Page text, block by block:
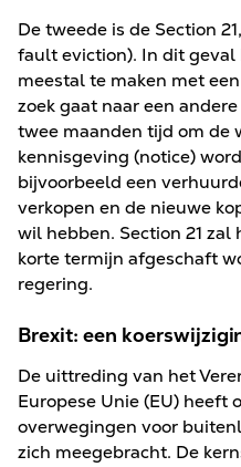
De tweede is de Section
fault eviction). In dit
meestal te maken met
zoek gaat naar een
twee maanden tijd om de
kennisgeving (notice)
bijvoorbeeld een
verkopen en de nieuwe
wil hebben. Section 21
korte termijn afgeschaft
regering.
Brexit: een
De uittreding van het
Europese Unie (EU)
overwegingen voor
zich meegebracht. De